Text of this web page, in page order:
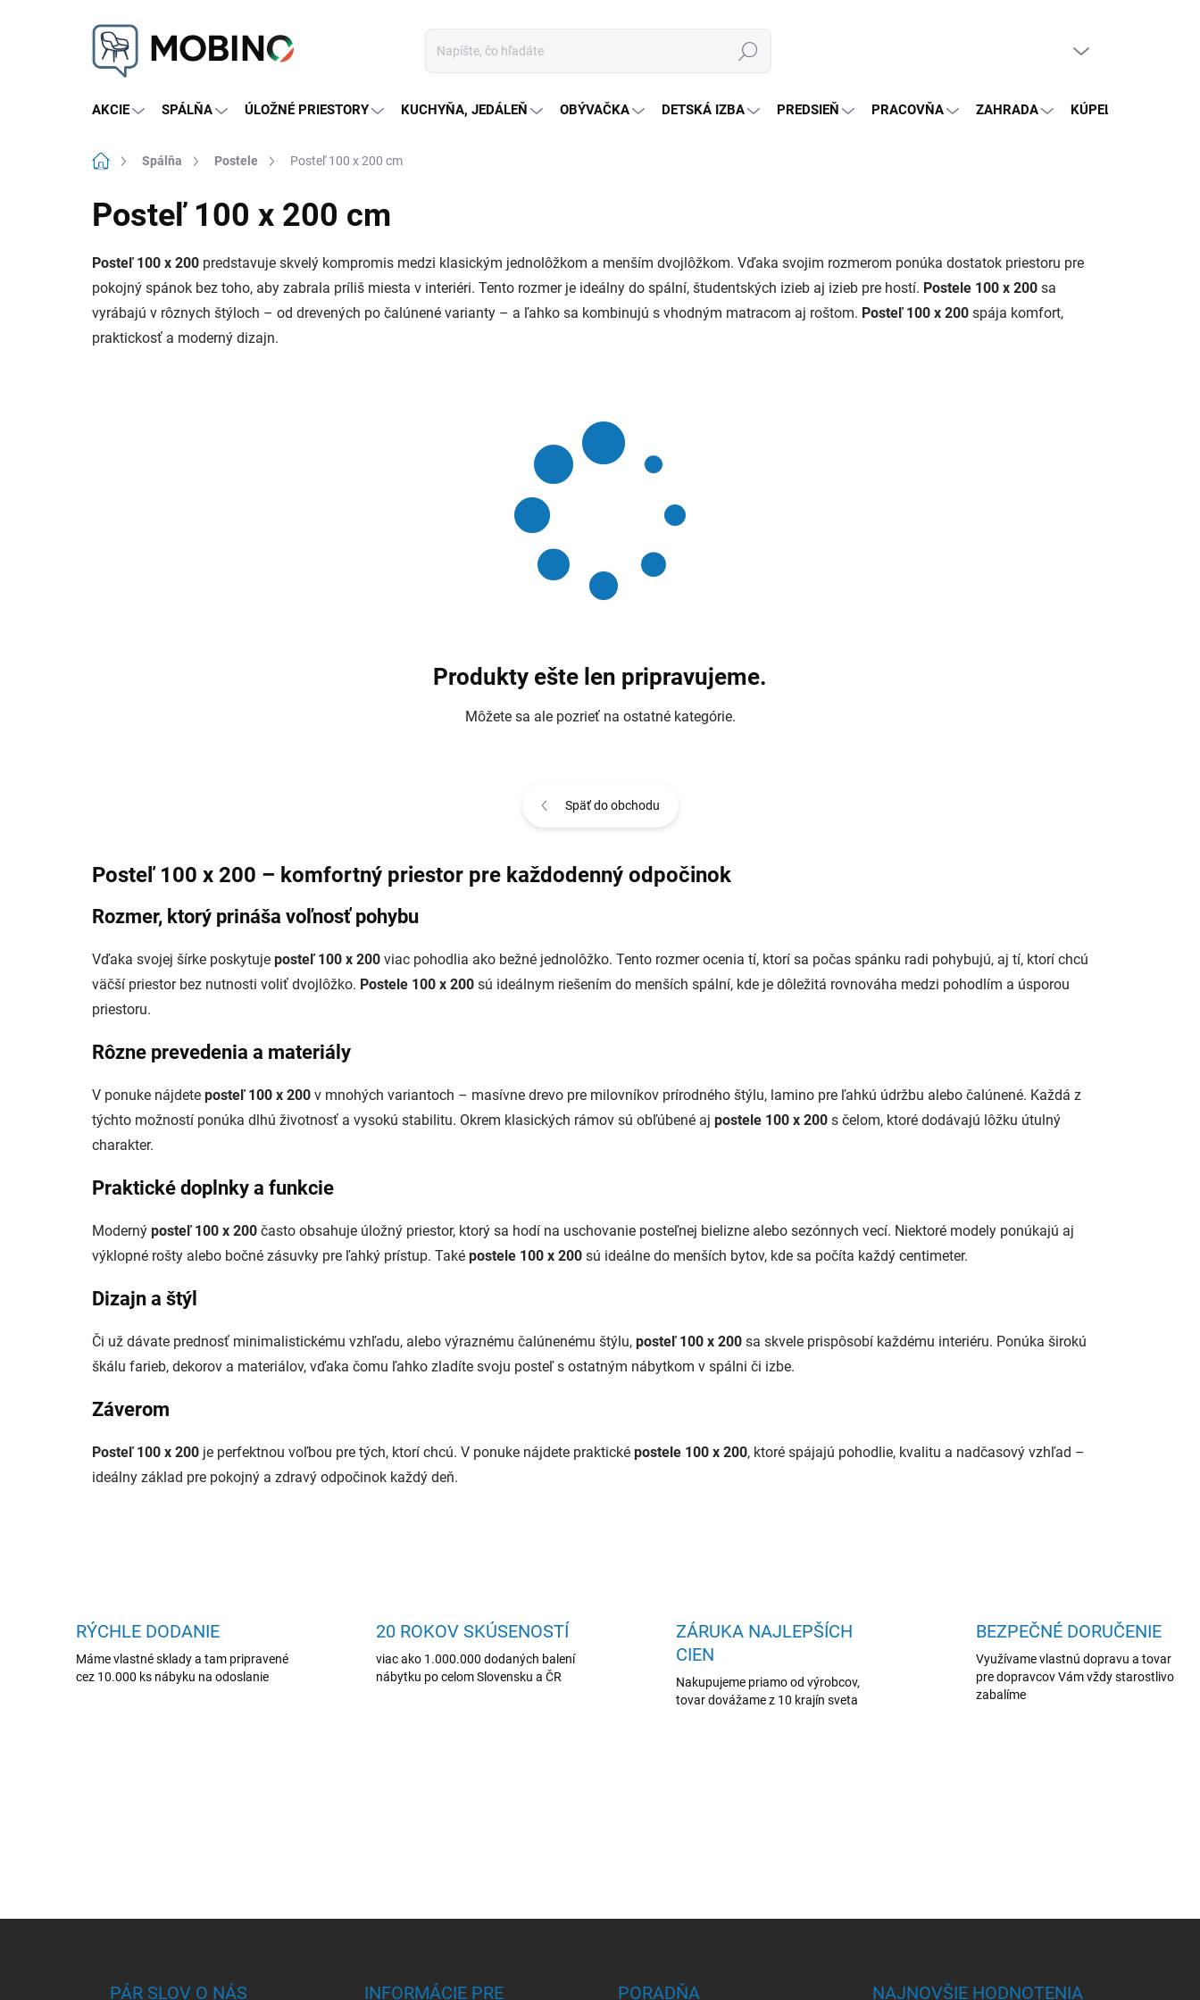
Hľadať
AKCIE SPÁLŇA ÚLOŽNÉ PRIESTORY KUCHYŇA, JEDÁLEŇ OBÝVAČKA DETSKÁ IZBA PREDSIEŇ PRACOVŇA ZAHRADA KÚPEĽŇA
DomovSpálňa Postele Posteľ 100 x 200 cm
Posteľ 100 x 200 cm
Posteľ 100 x 200 predstavuje skvelý kompromis medzi klasickým jednolôžkom a menším dvojlôžkom. Vďaka svojim rozmerom ponúka dostatok priestoru pre
pokojný spánok bez toho, aby zabrala príliš miesta v interiéri. Tento rozmer je ideálny do spální, študentských izieb aj izieb pre hostí. Postele 100 x 200 sa
vyrábajú v rôznych štýloch – od drevených po čalúnené varianty – a ľahko sa kombinujú s vhodným matracom aj roštom. Posteľ 100 x 200 spája komfort,
praktickosť a moderný dizajn.
Produkty ešte len pripravujeme.
Môžete sa ale pozrieť na ostatné kategórie.
Späť do obchodu
Posteľ 100 x 200 – komfortný priestor pre každodenný odpočinok
Rozmer, ktorý prináša voľnosť pohybu
Vďaka svojej šírke poskytuje posteľ 100 x 200 viac pohodlia ako bežné jednolôžko. Tento rozmer ocenia tí, ktorí sa počas spánku radi pohybujú, aj tí, ktorí chcú
väčší priestor bez nutnosti voliť dvojlôžko. Postele 100 x 200 sú ideálnym riešením do menších spální, kde je dôležitá rovnováha medzi pohodlím a úsporou
priestoru.
Rôzne prevedenia a materiály
V ponuke nájdete posteľ 100 x 200 v mnohých variantoch – masívne drevo pre milovníkov prírodného štýlu, lamino pre ľahkú údržbu alebo čalúnené. Každá z
týchto možností ponúka dlhú životnosť a vysokú stabilitu. Okrem klasických rámov sú obľúbené aj postele 100 x 200 s čelom, ktoré dodávajú lôžku útulný
charakter.
Praktické doplnky a funkcie
Moderný posteľ 100 x 200 často obsahuje úložný priestor, ktorý sa hodí na uschovanie posteľnej bielizne alebo sezónnych vecí. Niektoré modely ponúkajú aj
výklopné rošty alebo bočné zásuvky pre ľahký prístup. Také postele 100 x 200 sú ideálne do menších bytov, kde sa počíta každý centimeter.
Dizajn a štýl
Či už dávate prednosť minimalistickému vzhľadu, alebo výraznému čalúnenému štýlu, posteľ 100 x 200 sa skvele prispôsobí každému interiéru. Ponúka širokú
škálu farieb, dekorov a materiálov, vďaka čomu ľahko zladíte svoju posteľ s ostatným nábytkom v spálni či izbe.
Záverom
Posteľ 100 x 200 je perfektnou voľbou pre tých, ktorí chcú. V ponuke nájdete praktické postele 100 x 200, ktoré spájajú pohodlie, kvalitu a nadčasový vzhľad –
ideálny základ pre pokojný a zdravý odpočinok každý deň.
RÝCHLE DODANIE
Máme vlastné sklady a tam pripravené
cez 10.000 ks nábyku na odoslanie
20 ROKOV SKÚSENOSTÍ
viac ako 1.000.000 dodaných balení
nábytku po celom Slovensku a ČR
ZÁRUKA NAJLEPŠÍCH
CIEN
Nakupujeme priamo od výrobcov,
tovar dovážame z 10 krajín sveta
BEZPEČNÉ DORUČENIE
Využívame vlastnú dopravu a tovar
pre dopravcov Vám vždy starostlivo
zabalíme
PÁR SLOV O NÁS INFORMÁCIE PRE PORADŇA NAJNOVŠIE HODNOTENIA